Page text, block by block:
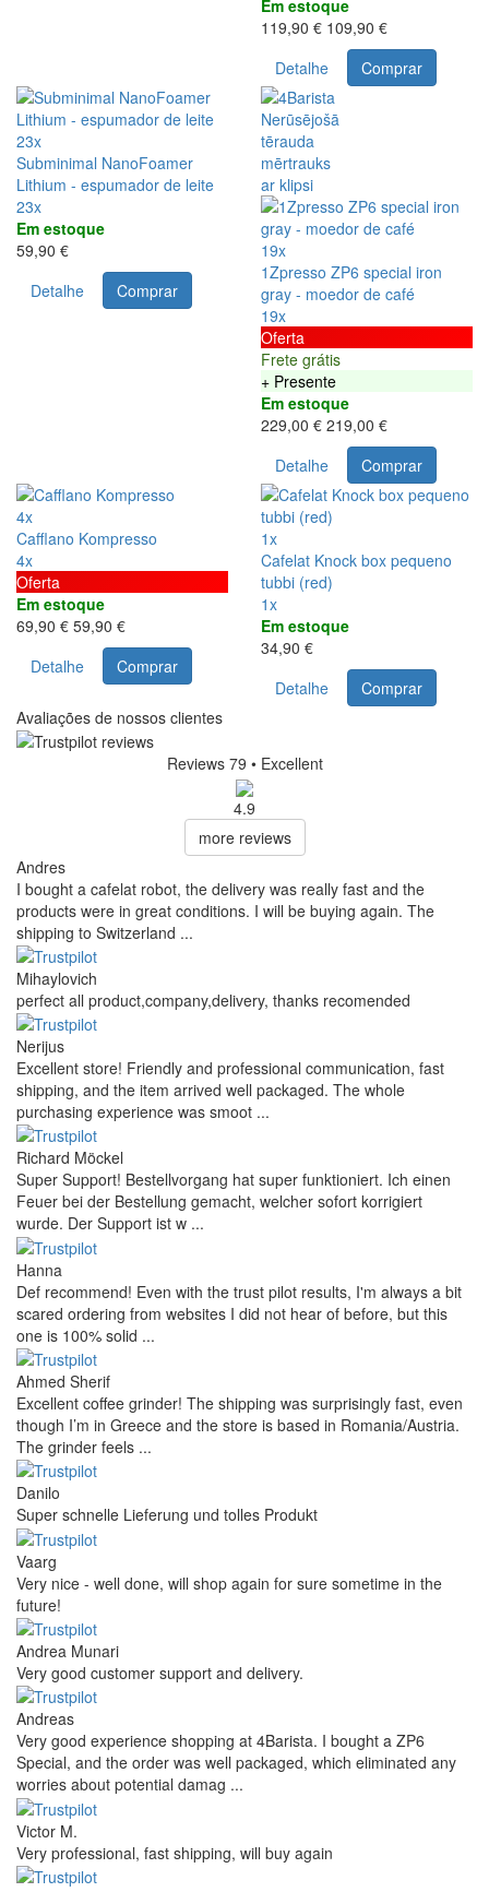
Em estoque
119,90 € 109,90 €
Detalhe
Comprar
23x
Subminimal NanoFoamer
Lithium - espumador de leite
23x
Em estoque
59,90 €
Detalhe
Comprar
19x
1Zpresso ZP6 special iron
gray - moedor de café
19x
Oferta
Frete grátis
+ Presente
Em estoque
229,00 € 219,00 €
Detalhe
Comprar
4x
Cafflano Kompresso
4x
Oferta
Em estoque
69,90 € 59,90 €
Detalhe
Comprar
1x
Cafelat Knock box pequeno
tubbi (red)
1x
Em estoque
34,90 €
Detalhe
Comprar
Avaliações de nossos clientes
Reviews 79 • Excellent
4.9
more reviews
Andres
I bought a cafelat robot, the delivery was really fast and the
products were in great conditions. I will be buying again. The
shipping to Switzerland ...
Mihaylovich
perfect all product,company,delivery, thanks recomended
Nerijus
Excellent store! Friendly and professional communication, fast
shipping, and the item arrived well packaged. The whole
purchasing experience was smoot ...
Richard Möckel
Super Support! Bestellvorgang hat super funktioniert. Ich einen
Feuer bei der Bestellung gemacht, welcher sofort korrigiert
wurde. Der Support ist w ...
Hanna
Def recommend! Even with the trust pilot results, I'm always a bit
scared ordering from websites I did not hear of before, but this
one is 100% solid ...
Ahmed Sherif
Excellent coffee grinder! The shipping was surprisingly fast, even
though I’m in Greece and the store is based in Romania/Austria.
The grinder feels ...
Danilo
Super schnelle Lieferung und tolles Produkt
Vaarg
Very nice - well done, will shop again for sure sometime in the
future!
Andrea Munari
Very good customer support and delivery.
Andreas
Very good experience shopping at 4Barista. I bought a ZP6
Special, and the order was well packaged, which eliminated any
worries about potential damag ...
Victor M.
Very professional, fast shipping, will buy again